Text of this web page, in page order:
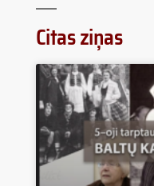
Citas ziņas